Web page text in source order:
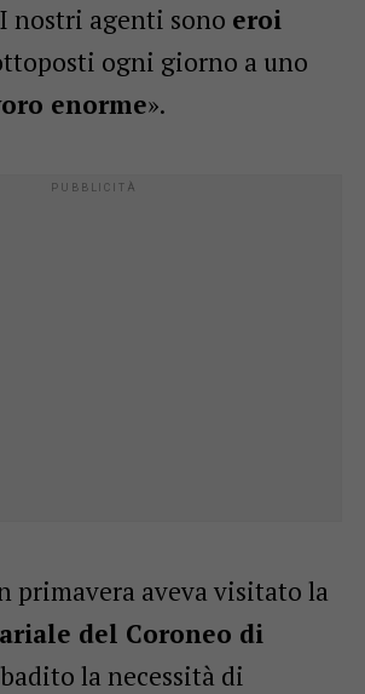
nostri agenti sono eroi
ogni giorno a uno
enorme».
primavera aveva visitato la
del Coroneo di
la necessità di